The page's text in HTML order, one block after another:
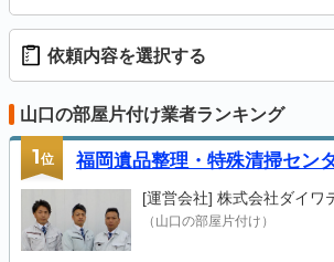
依頼内容を選択する
山口の部屋片付け業者ランキング
1位 福岡遺品整理・特殊清掃セン
[運営会社] 株式会社ダイワ
（山口の部屋片付け）